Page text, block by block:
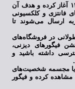
فروشگاه اینترنتی نیکام تویز فعالیت خود را از سال ۱۳۹۸ آغاز کرده و هدف آن
فانتزی و کلکسیونی
ارسال می‌شوند تا
در فروشگاه‌های
فیگورهای دیزنی،
داشته باشید و
یا مجسمه شخصیت‌های
مشاهده کرده و فیگور